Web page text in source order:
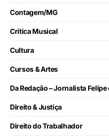
Contagem/MG
Crítica Musical
Cultura
Cursos & Artes
Da Redação – Jornalista
Direito & Justiça
Direito do Trabalhador